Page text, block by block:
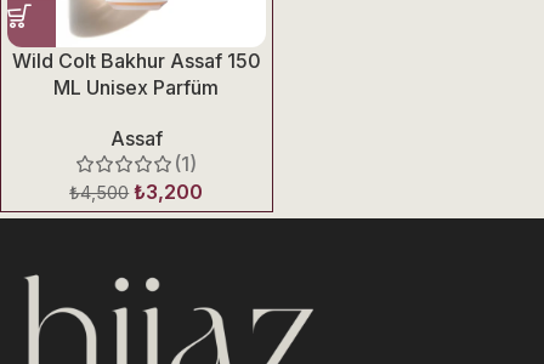
Wild Colt Bakhur Assaf 150
ML Unisex Parfüm
Assaf
(1)
₺4,500 ₺3,200